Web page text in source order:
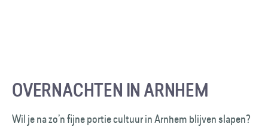
OVERNACHTEN IN ARNHEM
Wil je na zo’n fijne portie cultuur in Arnhem blijven slapen?